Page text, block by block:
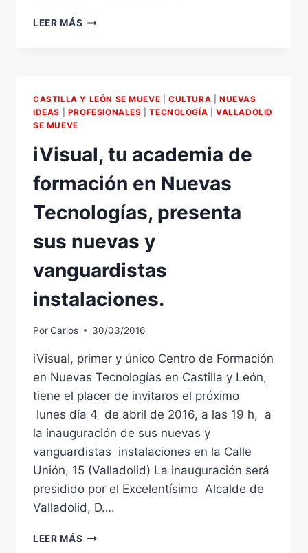
LEER MÁS 31
VALLADOLID-
LEÓN
/
7º
FESTIFERIA
DEL
12
AL
15
DE
MAYO.
PLAZA
DE
PORTUGALETE.
CASTILLA Y LEÓN SE MUEVE |CULTURA |NUEVAS
IDEAS
PROFESIONALES |TECNOLOGÍA |VALLADOLID
SE MUEVE
iVisual, tu academia de
formación en Nuevas
Tecnologías, presenta
sus nuevas y
vanguardistas
instalaciones.
PorCarlos 30/03/2016
iVisual, primer y único Centro de Formación
en Nuevas Tecnologías en Castilla y León,
tiene el placer de invitaros el próximo
lunes día 4 de abril de 2016, a las 19 h, a
la inauguración de sus nuevas y
vanguardistas instalaciones en la Calle
Unión, 15 (Valladolid) La inauguración será
presidido por el Excelentísimo Alcalde de
Valladolid, D….
LEER MÁS IVISUAL,